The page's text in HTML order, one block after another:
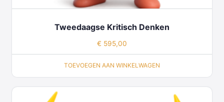
Tweedaagse Kritisch Denken
€ 595,00
TOEVOEGEN AAN WINKELWAGEN